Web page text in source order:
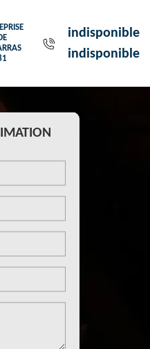
indisponible
indisponible